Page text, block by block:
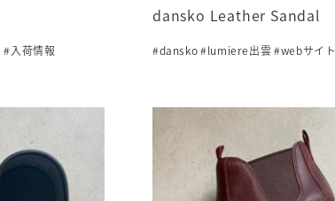
#入荷情報
dansko Leather Sandal
#dansko#lumiere出雲#webサイト